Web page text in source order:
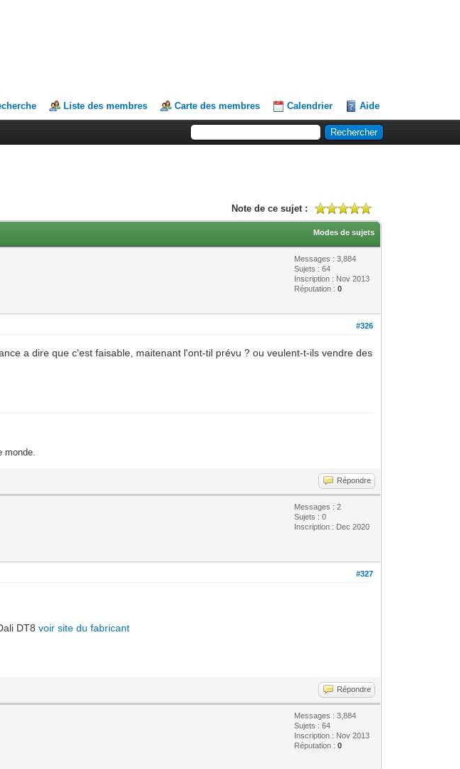
Liste des membres Carte des membres Calendrier Aide
Note de ce sujet :
Modes de sujets
Messages : 3,884
Sujets : 64
Inscription : Nov 2013
Réputation :0
#326
a dire que c'est faisable, maitenant l'ont-til prévu ? ou veulent-t-ils vendre des
Répondre
Messages : 2
Sujets : 0
Inscription : Dec 2020
#327
DT8voir site du fabricant
Répondre
Messages : 3,884
Sujets : 64
Inscription : Nov 2013
Réputation :0